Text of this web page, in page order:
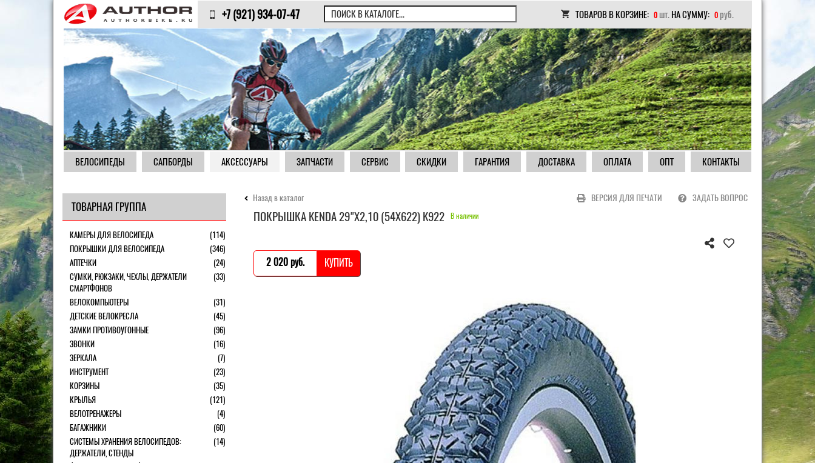
+7 (921) 934-07-47 ТОВАРОВ В КОРЗИНЕ: 0 шт. НА СУММУ: 0 руб.
ВЕЛОСИПЕДЫ САПБОРДЫ АКСЕССУАРЫ ЗАПЧАСТИ СЕРВИС СКИДКИ ГАРАНТИЯ ДОСТАВКА ОПЛАТА ОПТ КОНТАКТЫ
Назад в каталог ВЕРСИЯ ДЛЯ ПЕЧАТИ ЗАДАТЬ ВОПРОС
ПОКРЫШКА KENDA 29"Х2,10 (54Х622) K922 В наличии
2 020 pуб. КУПИТЬ
ТОВАРНАЯ ГРУППА
КАМЕРЫ ДЛЯ ВЕЛОСИПЕДА
(114)
ПОКРЫШКИ ДЛЯ ВЕЛОСИПЕДА
(346)
АПТЕЧКИ
(24)
СУМКИ, РЮКЗАКИ, ЧЕХЛЫ, ДЕРЖАТЕЛИ
СМАРТФОНОВ
(33)
ВЕЛОКОМПЬЮТЕРЫ
(31)
ДЕТСКИЕ ВЕЛОКРЕСЛА
(45)
ЗАМКИ ПРОТИВОУГОННЫЕ
(96)
ЗВОНКИ
(16)
ЗЕРКАЛА
(7)
ИНСТРУМЕНТ
(23)
КОРЗИНЫ
(35)
КРЫЛЬЯ
(121)
ВЕЛОТРЕНАЖЕРЫ
(4)
БАГАЖНИКИ
(60)
СИСТЕМЫ ХРАНЕНИЯ ВЕЛОСИПЕДОВ:
ДЕРЖАТЕЛИ, СТЕНДЫ
(14)